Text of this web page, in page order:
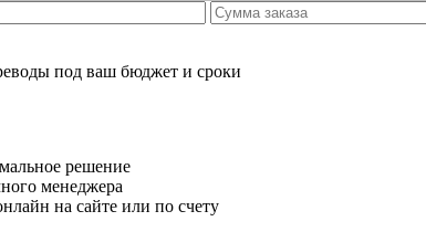
под ваш бюджет и сроки
решение
менеджера
на сайте или по счету